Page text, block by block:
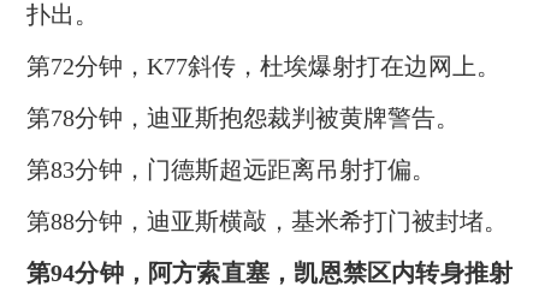
扑出。
第72分钟，K77斜传，杜埃爆射打在边网上。
第78分钟，迪亚斯抱怨裁判被黄牌警告。
第83分钟，门德斯超远距离吊射打偏。
第88分钟，迪亚斯横敲，基米希打门被封堵。
第94分钟，阿方索直塞，凯恩禁区内转身推射